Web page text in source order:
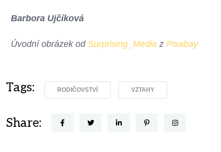
Barbora Ujčíková
Úvodní obrázek od Surprising_Media z Pixabay
Tags: RODIČOVSTVÍ VZTAHY
Share: